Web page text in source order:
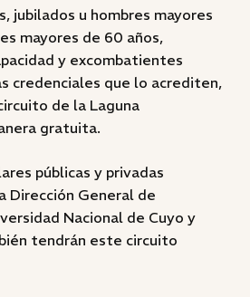
jubilados u hombres mayores
mayores de 60 años,
y excombatientes
credenciales que lo acrediten,
de la Laguna
gratuita.
públicas y privadas
Dirección General de
Nacional de Cuyo y
tendrán este circuito